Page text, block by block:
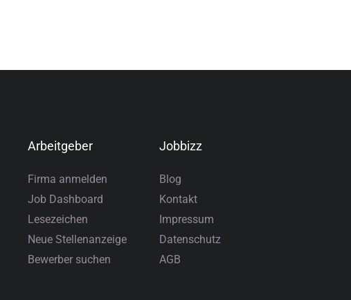
Arbeitgeber
Firma anmelden
Job Dashboard
Lesezeichen
Neue Stellenanzeige
Bewerber suchen
Jobbizz
Blog
Kontakt
Impressum
Datenschutz
AGB